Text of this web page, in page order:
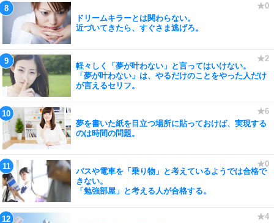
ドリームキラーとは関わらない。
近づいてきたら、すぐさま逃げろ。
軽々しく「夢が叶わない」と言ってはいけない。
「夢が叶わない」は、やるだけのことをやった人だけ
が言えるセリフ。
夢を書いた紙を目立つ場所に貼っておけば、実現する
のは時間の問題。
バスや電車を「乗り物」と考えているようでは合格で
きない。
「勉強部屋」と考える人が合格する。